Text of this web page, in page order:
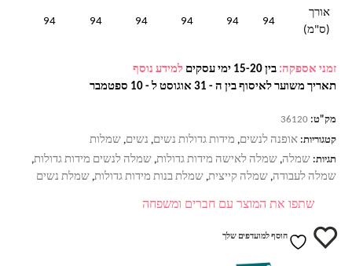
אורך
(ס"מ)
94
94
94
94
94
94
זמני אספקה: בין 15-20 ימי עסקים
למידע נוסף
תאריך משוער לאיסוף בין ה - 31 אוגוסט ל - 10 ספטמבר
מק"ט: 36120
קטגוריות: אופנה לנשים, מידות גדולות נשים, נשים, שמלות
תגיות: שמלה, שמלה לאישה מידות גדולות, שמלה לנשים מידות גדולות,
שמלה לעבודה, שמלה קייצית, שמלת בנות מידות גדולות, שמלת נשים
שתפו את המוצר עם חברים ומשפחה
הוסף למועדפים שלך